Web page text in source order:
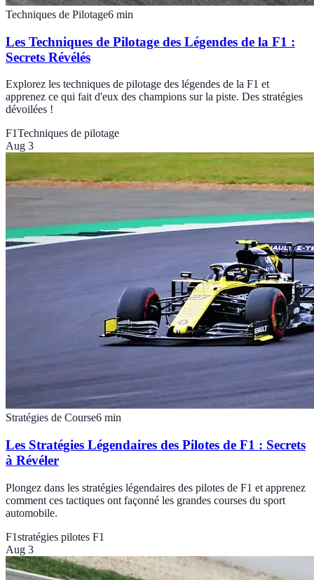
Techniques de Pilotage6 min
Les Techniques de Pilotage des Légendes de la F1 :
Secrets Révélés
Explorez les techniques de pilotage des légendes de la F1 et
apprenez ce qui fait d'eux des champions sur la piste. Des stratégies
dévoilées !
F1Techniques de pilotage
Aug 3
Stratégies de Course6 min
Les Stratégies Légendaires des Pilotes de F1 : Secrets
à Révéler
Plongez dans les stratégies légendaires des pilotes de F1 et apprenez
comment ces tactiques ont façonné les grandes courses du sport
automobile.
F1stratégies pilotes F1
Aug 3